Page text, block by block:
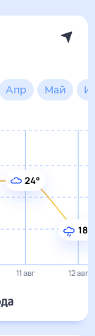
Апр Май
11 авг 12 авг
24°
18°